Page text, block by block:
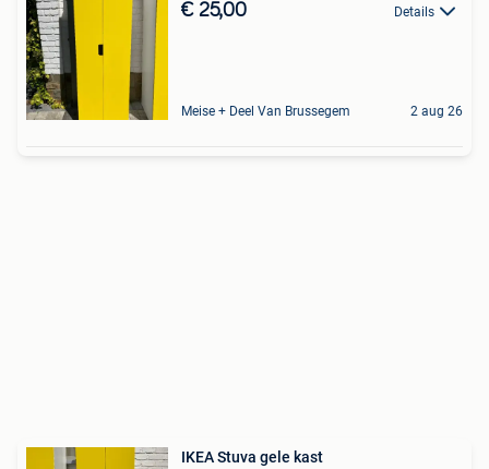
€ 25,00 Details
Meise + Deel Van Brussegem 2 aug 26
IKEA Stuva gele kast